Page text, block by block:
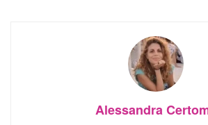
Alessandra